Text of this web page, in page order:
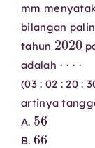
mm
bilangan
tahun
2020
adalah
⋯⋅
(03 : 02 : 20 :
artinya
A.
56
B.
66